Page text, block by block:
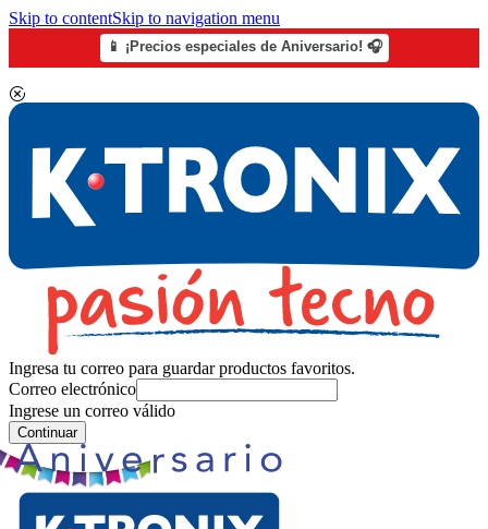
Skip to contentSkip to navigation menu
📱 ¡Precios especiales de Aniversario! 🎧
Ingresa tu correo para guardar productos favoritos.
Correo electrónico
Ingrese un correo válido
Continuar